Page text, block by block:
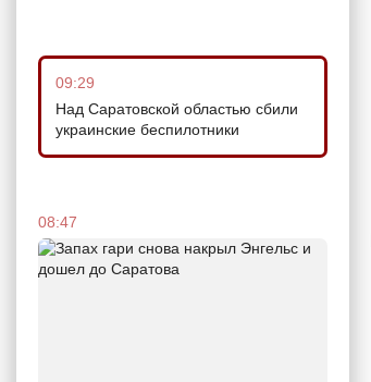
09:29
Над Саратовской областью сбили
украинские беспилотники
08:47